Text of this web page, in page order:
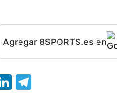
Agregar 8SPORTS.es en
LinkedIn